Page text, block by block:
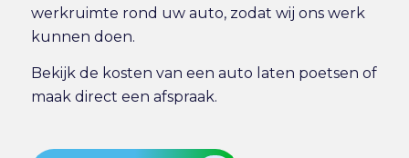
werkruimte rond uw auto, zodat wij ons werk
kunnen doen.
Bekijk de kosten van een auto laten poetsen of
maak direct een afspraak.